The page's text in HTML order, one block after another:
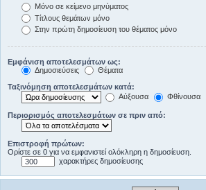
Μόνο σε κείμενο μηνύματος
Τίτλους θεμάτων μόνο
Στην πρώτη δημοσίευση του θέματος μόνο
Εμφάνιση αποτελεσμάτων ως:
Δημοσιεύσεις
Θέματα
Ταξινόμηση αποτελεσμάτων κατά:
Αύξουσα
Φθίνουσα
Περιορισμός αποτελεσμάτων σε πριν από:
Επιστροφή πρώτων:
Ορίστε σε 0 για να εμφανιστεί ολόκληρη η δημοσίευση.
χαρακτήρες δημοσίευσης